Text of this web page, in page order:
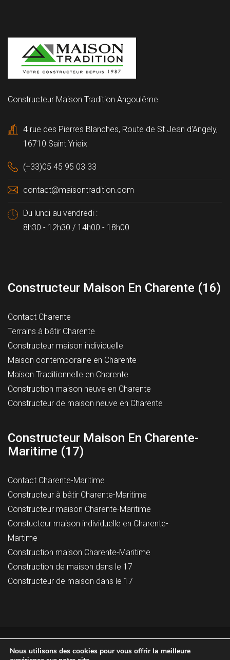
Constructeur Maison Tradition Angoulême
4 rue des Pierres Blanches, Route de St Jean d'Angely,
16710 Saint Yrieix
(+33)05 45 95 03 33
contact@maisontradition.com
Du lundi au vendredi :
8h30 - 12h30 / 14h00 - 18h00
Constructeur Maison En Charente (16)
Contact Charente
Terrains à bâtir Charente
Constructeur maison individuelle
Maison contemporaine en Charente
Maison Traditionnelle en Charente
Construction maison neuve en Charente
Constructeur de maison neuve en Charente
Constructeur Maison En Charente-
Maritime (17)
Contact Charente-Maritime
Constructeur à bâtir Charente-Maritime
Constructeur maison Charente-Maritime
Constucteur maison individuelle en Charente-
Martime
Construction maison Charente-Maritime
Construction de maison dans le 17
Constructeur de maison dans le 17
Nous utilisons des cookies pour vous offrir la meilleure